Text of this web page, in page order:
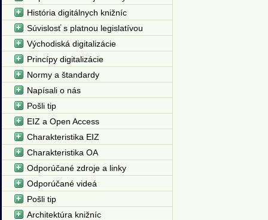
História digitálnych knižníc
Súvislosť s platnou legislatívou
Východiská digitalizácie
Princípy digitalizácie
Normy a štandardy
Napísali o nás
Pošli tip
EIZ a Open Access
Charakteristika EIZ
Charakteristika OA
Odporúčané zdroje a linky
Odporúčané videá
Pošli tip
Architektúra knižníc